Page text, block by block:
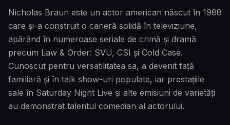
Nicholas Braun este un actor american născut în 1988
care și-a construit o carieră solidă în televiziune,
apărând în numeroase seriale de crimă și dramă
precum Law & Order: SVU, CSI și Cold Case.
Cunoscut pentru versatilitatea sa, a devenit față
familiară și în talk show-uri populate, iar prestațiile
sale în Saturday Night Live și alte emisiuni de varietăți
au demonstrat talentul comedian al actorului.